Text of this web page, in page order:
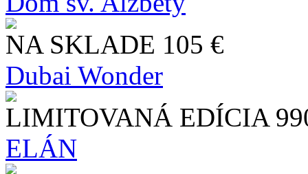
NA SKLADE 105 €
Dubai Wonder
LIMITOVANÁ EDÍCIA
ELÁN